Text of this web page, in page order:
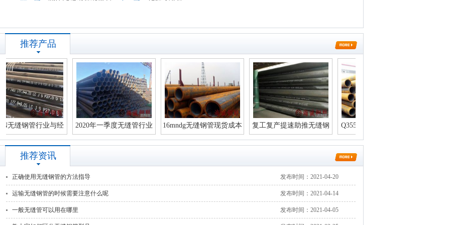
推荐产品
管行业与经
联动
2020年一季度无缝管行业
运行情
16mndg无缝钢管现货成本
逐渐走
复工复产提速助推无缝钢
管市
Q355D无缝钢管衍生品对
冲经营风
推荐资讯
正确使用无缝钢管的方法指导 发布时间：2021-04-20
运输无缝钢管的时候需要注意什么呢 发布时间：2021-04-14
一般无缝管可以用在哪里 发布时间：2021-04-05